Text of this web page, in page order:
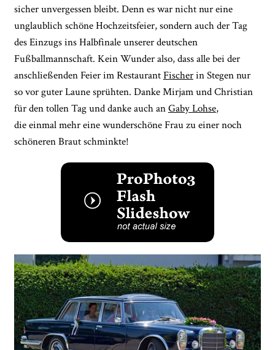
sicher unvergessen bleibt. Denn es war nicht nur eine
unglaublich schöne Hochzeitsfeier, sondern auch der Tag
des Einzugs ins Halbfinale unserer deutschen
Fußballmannschaft. Kein Wunder also, dass alle bei der
anschließenden Feier im RestaurantFischerin Stegen nur
so vor guter Laune sprühten. Danke Mirjam und Christian
für den tollen Tag und danke auch anGaby Lohse,
die einmal mehr eine wunderschöne Frau zu einer noch
schöneren Braut schminkte!